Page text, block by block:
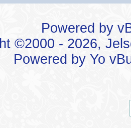
Powered by
©2000 - 2026,
Powered by Yo